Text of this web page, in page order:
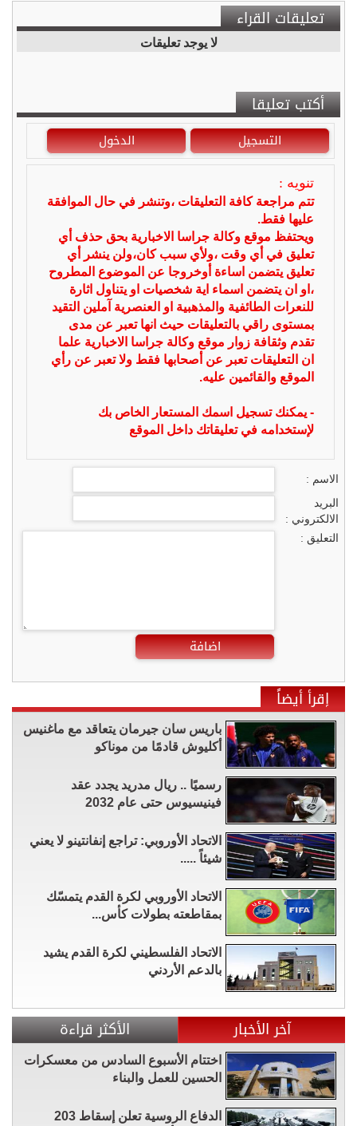
تعليقات القراء
لا يوجد تعليقات
أكتب تعليقا
التسجيل الدخول
تنويه :
تتم مراجعة كافة التعليقات ،وتنشر في حال الموافقة
عليها فقط.
ويحتفظ موقع وكالة جراسا الاخبارية بحق حذف أي
تعليق في أي وقت ،ولأي سبب كان،ولن ينشر أي
تعليق يتضمن اساءة أوخروجا عن الموضوع المطروح
،او ان يتضمن اسماء اية شخصيات او يتناول اثارة
للنعرات الطائفية والمذهبية او العنصرية آملين التقيد
بمستوى راقي بالتعليقات حيث انها تعبر عن مدى
تقدم وثقافة زوار موقع وكالة جراسا الاخبارية علما
ان التعليقات تعبر عن أصحابها فقط ولا تعبر عن رأي
الموقع والقائمين عليه.
- يمكنك تسجيل اسمك المستعار الخاص بك
لإستخدامه في تعليقاتك داخل الموقع
الاسم :
البريد
الالكتروني :
التعليق :
اضافة
إقرأ أيضاً
باريس سان جيرمان يتعاقد مع ماغنيس
أكليوش قادمًا من موناكو
رسميًا .. ريال مدريد يجدد عقد
فينيسيوس حتى عام 2032
الاتحاد الأوروبي: تراجع إنفانتينو لا يعني
شيئاً .....
الاتحاد الأوروبي لكرة القدم يتمسّك
بمقاطعته بطولات كأس...
الاتحاد الفلسطيني لكرة القدم يشيد
بالدعم الأردني
آخر الأخبار الأكثر قراءة
اختتام الأسبوع السادس من معسكرات
الحسين للعمل والبناء
الدفاع الروسية تعلن إسقاط 203